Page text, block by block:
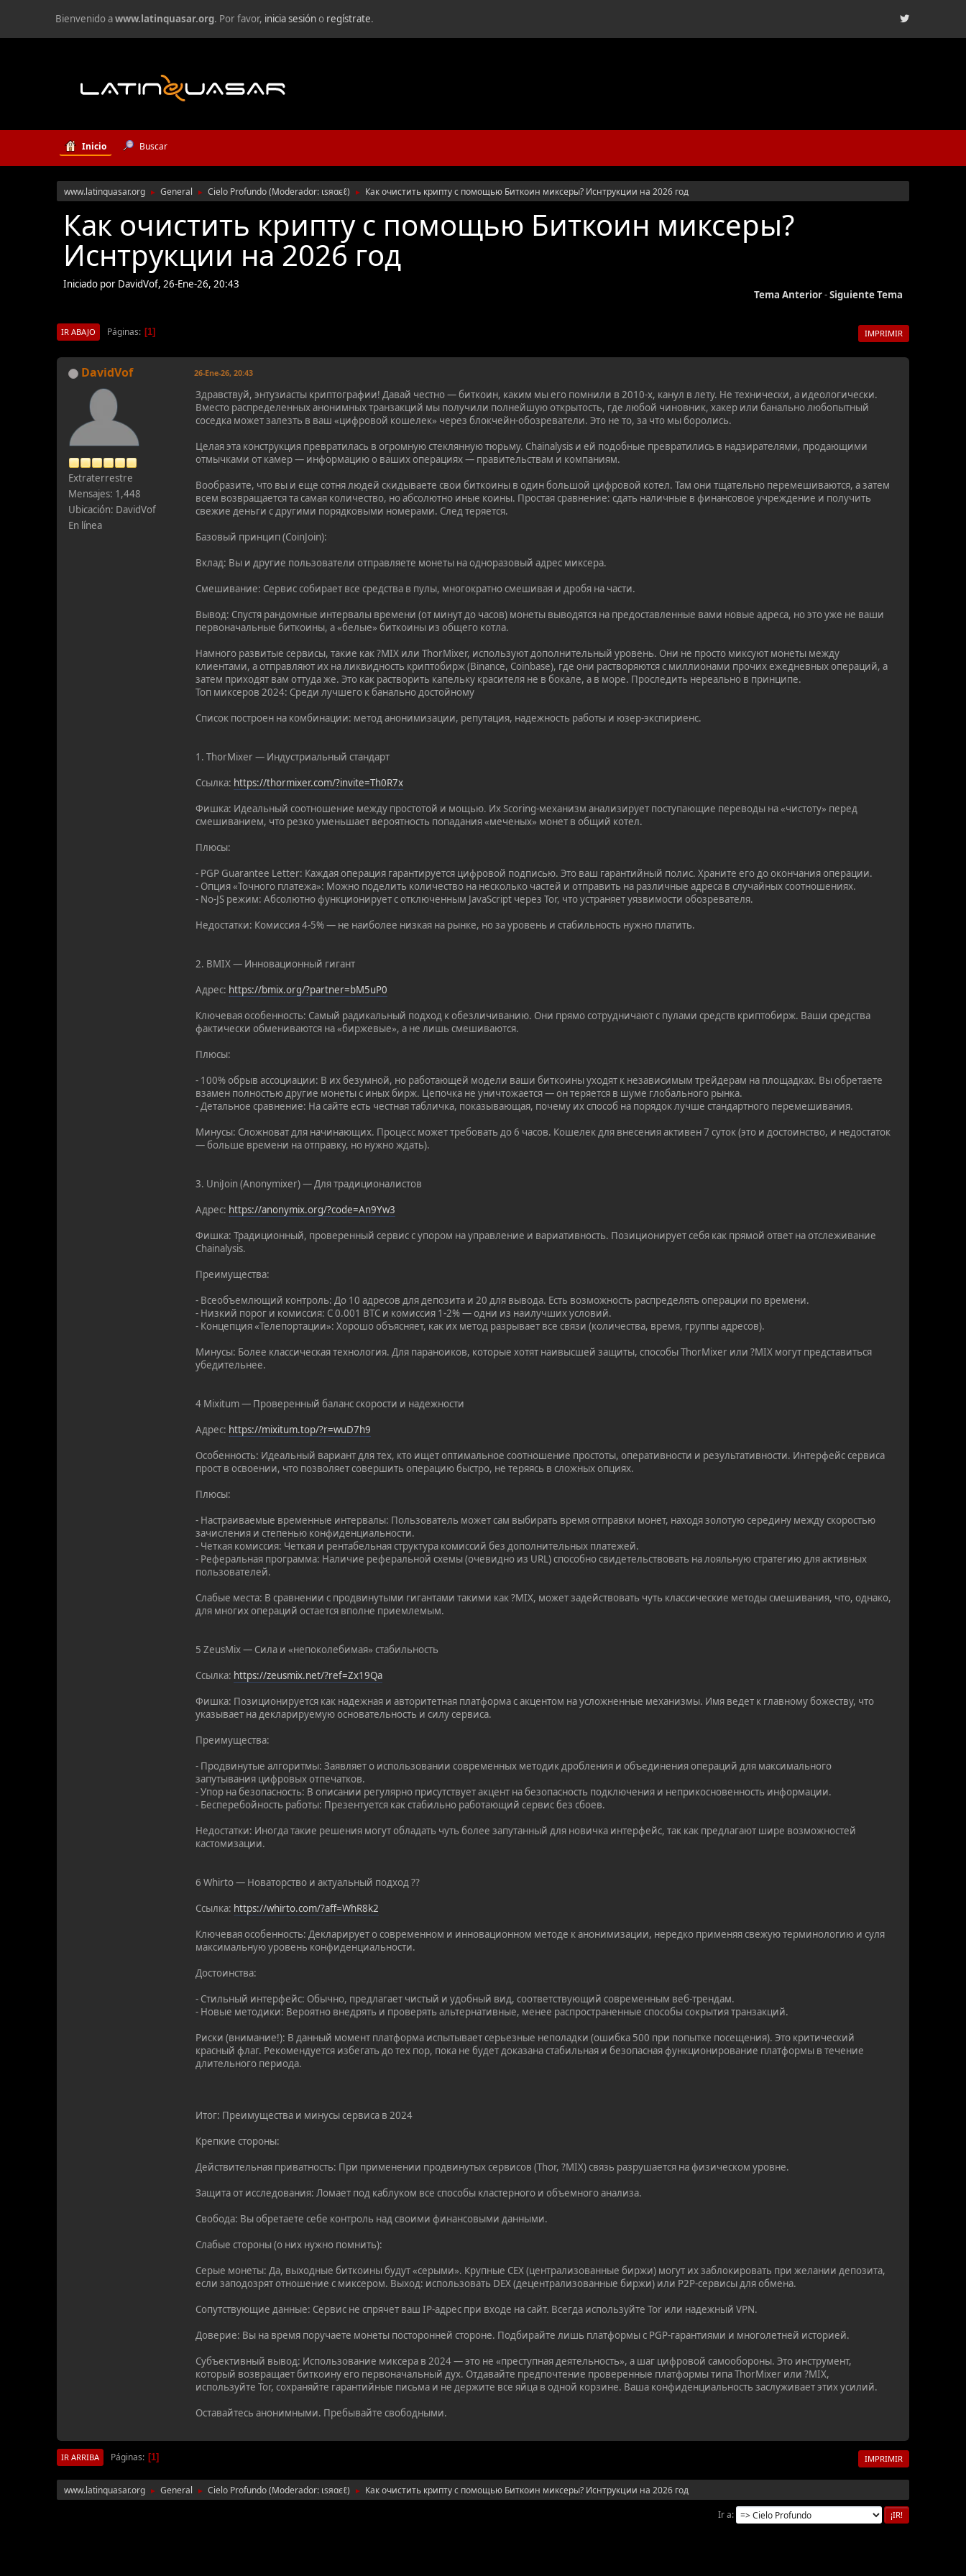
Bienvenido awww.latinquasar.org. Por favor, inicia sesióno regístrate.
Inicio Buscar
www.latinquasar.org ► General ► Cielo Profundo(Moderador: ιѕяαєℓ) ► Как очистить крипту с помощью Биткоин миксеры? Иснтрукции на 2026 год
Как очистить крипту с помощью Биткоин миксеры?
Иснтрукции на 2026 год
Iniciado por DavidVof, 26-Ene-26, 20:43
Tema Anterior-Siguiente Tema
IMPRIMIR
IR ABAJO Páginas 1
DavidVof
Extraterrestre
Mensajes: 1,448
Ubicación: DavidVof
En línea
26-Ene-26, 20:43
Здравствуй, энтузиасты криптографии! Давай честно — биткоин, каким мы его помнили в 2010-х, канул в лету. Не технически, а идеологически.
Вместо распределенных анонимных транзакций мы получили полнейшую открытость, где любой чиновник, хакер или банально любопытный
соседка может залезть в ваш «цифровой кошелек» через блокчейн-обозреватели. Это не то, за что мы боролись.
Целая эта конструкция превратилась в огромную стеклянную тюрьму. Chainalysis и ей подобные превратились в надзирателями, продающими
отмычками от камер — информацию о ваших операциях — правительствам и компаниям.
Вообразите, что вы и еще сотня людей скидываете свои биткоины в один большой цифровой котел. Там они тщательно перемешиваются, а затем
всем возвращается та самая количество, но абсолютно иные коины. Простая сравнение: сдать наличные в финансовое учреждение и получить
свежие деньги с другими порядковыми номерами. След теряется.
Базовый принцип (CoinJoin):
Вклад: Вы и другие пользователи отправляете монеты на одноразовый адрес миксера.
Смешивание: Сервис собирает все средства в пулы, многократно смешивая и дробя на части.
Вывод: Спустя рандомные интервалы времени (от минут до часов) монеты выводятся на предоставленные вами новые адреса, но это уже не ваши
первоначальные биткоины, а «белые» биткоины из общего котла.
Намного развитые сервисы, такие как ?MIX или ThorMixer, используют дополнительный уровень. Они не просто миксуют монеты между
клиентами, а отправляют их на ликвидность криптобирж (Binance, Coinbase), где они растворяются с миллионами прочих ежедневных операций, а
затем приходят вам оттуда же. Это как растворить капельку красителя не в бокале, а в море. Проследить нереально в принципе.
Топ миксеров 2024: Среди лучшего к банально достойному
Список построен на комбинации: метод анонимизации, репутация, надежность работы и юзер-экспириенс.
1. ThorMixer — Индустриальный стандарт
Ссылка: https://thormixer.com/?invite=Th0R7x
Фишка: Идеальный соотношение между простотой и мощью. Их Scoring-механизм анализирует поступающие переводы на «чистоту» перед
смешиванием, что резко уменьшает вероятность попадания «меченых» монет в общий котел.
Плюсы:
- PGP Guarantee Letter: Каждая операция гарантируется цифровой подписью. Это ваш гарантийный полис. Храните его до окончания операции.
- Опция «Точного платежа»: Можно поделить количество на несколько частей и отправить на различные адреса в случайных соотношениях.
- No-JS режим: Абсолютно функционирует с отключенным JavaScript через Tor, что устраняет уязвимости обозревателя.
Недостатки: Комиссия 4-5% — не наиболее низкая на рынке, но за уровень и стабильность нужно платить.
2. BMIX — Инновационный гигант
Адрес: https://bmix.org/?partner=bM5uP0
Ключевая особенность: Самый радикальный подход к обезличиванию. Они прямо сотрудничают с пулами средств криптобирж. Ваши средства
фактически обмениваются на «биржевые», а не лишь смешиваются.
Плюсы:
- 100% обрыв ассоциации: В их безумной, но работающей модели ваши биткоины уходят к независимым трейдерам на площадках. Вы обретаете
взамен полностью другие монеты с иных бирж. Цепочка не уничтожается — он теряется в шуме глобального рынка.
- Детальное сравнение: На сайте есть честная табличка, показывающая, почему их способ на порядок лучше стандартного перемешивания.
Минусы: Сложноват для начинающих. Процесс может требовать до 6 часов. Кошелек для внесения активен 7 суток (это и достоинство, и недостаток
— больше времени на отправку, но нужно ждать).
3. UniJoin (Anonymixer) — Для традиционалистов
Адрес: https://anonymix.org/?code=An9Yw3
Фишка: Традиционный, проверенный сервис с упором на управление и вариативность. Позиционирует себя как прямой ответ на отслеживание
Chainalysis.
Преимущества:
- Всеобъемлющий контроль: До 10 адресов для депозита и 20 для вывода. Есть возможность распределять операции по времени.
- Низкий порог и комиссия: С 0.001 BTC и комиссия 1-2% — одни из наилучших условий.
- Концепция «Телепортации»: Хорошо объясняет, как их метод разрывает все связи (количества, время, группы адресов).
Минусы: Более классическая технология. Для параноиков, которые хотят наивысшей защиты, способы ThorMixer или ?MIX могут представиться
убедительнее.
4 Mixitum — Проверенный баланс скорости и надежности
Адрес: https://mixitum.top/?r=wuD7h9
Особенность: Идеальный вариант для тех, кто ищет оптимальное соотношение простоты, оперативности и результативности. Интерфейс сервиса
прост в освоении, что позволяет совершить операцию быстро, не теряясь в сложных опциях.
Плюсы:
- Настраиваемые временные интервалы: Пользователь может сам выбирать время отправки монет, находя золотую середину между скоростью
зачисления и степенью конфиденциальности.
- Четкая комиссия: Четкая и рентабельная структура комиссий без дополнительных платежей.
- Реферальная программа: Наличие реферальной схемы (очевидно из URL) способно свидетельствовать на лояльную стратегию для активных
пользователей.
Слабые места: В сравнении с продвинутыми гигантами такими как ?MIX, может задействовать чуть классические методы смешивания, что, однако,
для многих операций остается вполне приемлемым.
5 ZeusMix — Сила и «непоколебимая» стабильность
Ссылка: https://zeusmix.net/?ref=Zx19Qa
Фишка: Позиционируется как надежная и авторитетная платформа с акцентом на усложненные механизмы. Имя ведет к главному божеству, что
указывает на декларируемую основательность и силу сервиса.
Преимущества:
- Продвинутые алгоритмы: Заявляет о использовании современных методик дробления и объединения операций для максимального
запутывания цифровых отпечатков.
- Упор на безопасность: В описании регулярно присутствует акцент на безопасность подключения и неприкосновенность информации.
- Бесперебойность работы: Презентуется как стабильно работающий сервис без сбоев.
Недостатки: Иногда такие решения могут обладать чуть более запутанный для новичка интерфейс, так как предлагают шире возможностей
кастомизации.
6 Whirto — Новаторство и актуальный подход ??
Ссылка: https://whirto.com/?aff=WhR8k2
Ключевая особенность: Декларирует о современном и инновационном методе к анонимизации, нередко применяя свежую терминологию и суля
максимальную уровень конфиденциальности.
Достоинства:
- Стильный интерфейс: Обычно, предлагает чистый и удобный вид, соответствующий современным веб-трендам.
- Новые методики: Вероятно внедрять и проверять альтернативные, менее распространенные способы сокрытия транзакций.
Риски (внимание!): В данный момент платформа испытывает серьезные неполадки (ошибка 500 при попытке посещения). Это критический
красный флаг. Рекомендуется избегать до тех пор, пока не будет доказана стабильная и безопасная функционирование платформы в течение
длительного периода.
Итог: Преимущества и минусы сервиса в 2024
Крепкие стороны:
Действительная приватность: При применении продвинутых сервисов (Thor, ?MIX) связь разрушается на физическом уровне.
Защита от исследования: Ломает под каблуком все способы кластерного и объемного анализа.
Свобода: Вы обретаете себе контроль над своими финансовыми данными.
Слабые стороны (о них нужно помнить):
Серые монеты: Да, выходные биткоины будут «серыми». Крупные CEX (централизованные биржи) могут их заблокировать при желании депозита,
если заподозрят отношение с миксером. Выход: использовать DEX (децентрализованные биржи) или P2P-сервисы для обмена.
Сопутствующие данные: Сервис не спрячет ваш IP-адрес при входе на сайт. Всегда используйте Tor или надежный VPN.
Доверие: Вы на время поручаете монеты посторонней стороне. Подбирайте лишь платформы с PGP-гарантиями и многолетней историей.
Субъективный вывод: Использование миксера в 2024 — это не «преступная деятельность», а шаг цифровой самообороны. Это инструмент,
который возвращает биткоину его первоначальный дух. Отдавайте предпочтение проверенные платформы типа ThorMixer или ?MIX,
используйте Tor, сохраняйте гарантийные письма и не держите все яйца в одной корзине. Ваша конфиденциальность заслуживает этих усилий.
Оставайтесь анонимными. Пребывайте свободными.
IMPRIMIR
IR ARRIBA Páginas 1
www.latinquasar.org ► General ► Cielo Profundo(Moderador: ιѕяαєℓ) ►
Как очистить крипту с помощью Биткоин миксеры? Иснтрукции на 2026 год
Ir a